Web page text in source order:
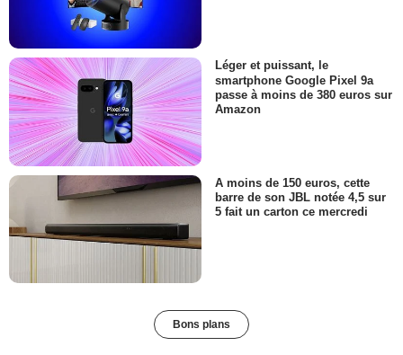
Léger et puissant, le
smartphone Google Pixel 9a
passe à moins de 380 euros sur
Amazon
A moins de 150 euros, cette
barre de son JBL notée 4,5 sur
5 fait un carton ce mercredi
Bons plans